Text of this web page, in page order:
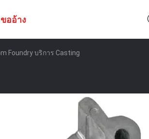
ขออ้าง
Foundry บริการ Casting